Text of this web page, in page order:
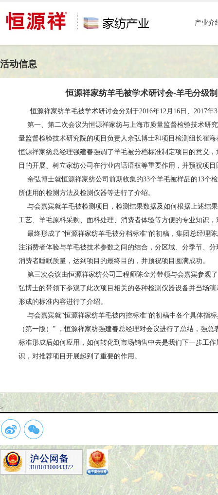
产业介
活动信息
恒源祥家纺羊毛被学术研讨会-羊毛分级
恒源祥家纺羊毛被学术研讨会分别于2016年12月16日、2017年
第一、第二次会议为恒源祥家纺与上海市质量监督检验技术研
量监督检验技术研究院的项目负责人余弘博士和项目检测组长崔
恒源祥家纺总经理强建春强调了羊毛被分档标准制定项目的意义
目的开展、树立家纺公司在行业内话语权等重要作用，并预祝项
余弘博士就恒源祥家纺公司前期收集的33个羊毛被样品的13个
所使用的检测方法及检测仪器等进行了介绍。
与会嘉宾就羊毛被检测项目，检测结果数据及如何根据上述结
工艺、羊毛原料采购、面料处理、消费者体验等方便的专业知识
最终形成了”恒源祥家纺羊毛被分档标准“的初稿，集团总经理
注消费者体验与羊毛被技术参数之间的结合，分区域、分季节、
消费者睡眠质量，达到项目的最终目的，并预祝项目圆满成功。
第三次会议由恒源祥家纺公司工程师陈金芳带领与会嘉宾参观
弘博士的带领下参观了此次项目相关的各种检测仪器设备并当场
形成的标准内容进行了介绍。
与会嘉宾就“恒源祥家纺羊毛被内控标准”的初稿中各个具体指
（第一版）” ，恒源祥家纺强建春总经理对会议进行了总结，强
标准形成后如何应用，如何转化到市场销售中去是我们下一步工
识，对推荐项目开展起到了重要的作用。
>
310101100043372